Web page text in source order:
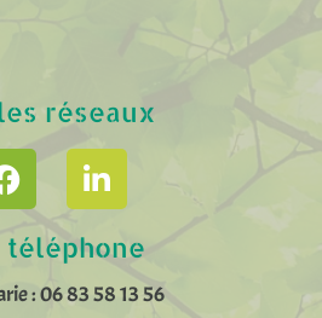
réseaux
téléphone
: 06 83 58 13 56